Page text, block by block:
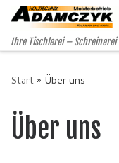
Zum Inhalt springen
Ihre Tischlerei – Schreinerei
Start» Über uns
Über uns